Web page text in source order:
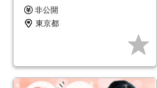
非公開
東京都